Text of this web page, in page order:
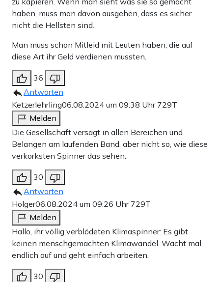
haben, muss man davon ausgehen, dass es sicher
nicht die Hellsten sind.
Man muss schon Mitleid mit Leuten haben, die auf
diese Art ihr Geld verdienen mussten.
36
Antworten
Ketzerlehrling06.08.2024 um 09:38 Uhr 729T
Melden
Die Gesellschaft versagt in allen Bereichen und
Belangen am laufenden Band, aber nicht so, wie diese
verkorksten Spinner das sehen.
30
Antworten
Holger06.08.2024 um 09:26 Uhr 729T
Melden
Hallo, ihr völlig verblödeten Klimaspinner: Es gibt
keinen menschgemachten Klimawandel. Wacht mal
endlich auf und geht einfach arbeiten.
30